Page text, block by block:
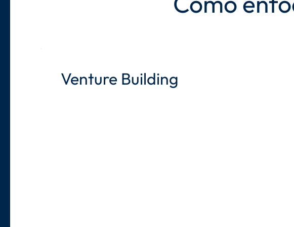
Venture Building
Entra en nuevos mercados minimizando riesgos